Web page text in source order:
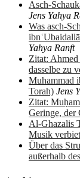
Asch-
Jens Yahya
Was asch-
Yahya Ranft
Zitat:
dasselbe zu
Muhammad
Torah) Jens
Zitat:
Geringe, der
Al-Ghazalis
Musik
Über das
außerhalb